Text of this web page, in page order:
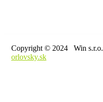
Copyright © 2024 Win s.r.o.
orlovsky.sk